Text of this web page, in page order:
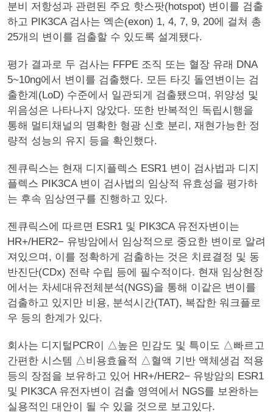
분비 저항성과 관련된 주요 핫스팟(hotspot) 변이를 검출
하고 PIK3CA 검사는 엑손(exon) 1, 4, 7, 9, 20에 걸쳐 총
25개의 변이를 검출할 수 있도록 설계됐다.
평가 결과로 두 검사는 FFPE 조직 또는 혈장 유래 DNA
5~10ng에서 변이를 검출했다. 모든 타깃 돌연변이는 검
출한계(LoD) 수준에서 일관되게 검출됐으며, 위양성 및
위음성은 나타나지 않았다. 또한 반복적인 독립시행을
통해 멀티채널의 명확한 형광 신호 분리, 재현가능한 정
량적 성능의 유지 등을 확인했다.
젠큐릭스는 현재 디지플렉스 ESR1 변이 검사법과 디지
플렉스 PIK3CA 변이 검사법의 임상적 유효성을 평가하
는 후속 임상연구를 진행하고 있다.
젠큐릭스에 따르면 ESR1 및 PIK3CA 유전자변이는
HR+/HER2− 유방암에서 임상적으로 중요한 변이로 알려
져있으며, 이를 정확하게 검출하는 것은 치료결정 및 동
반진단(CDx) 전략 수립 등에 필수적이다. 현재 임상현장
에서는 차세대유전체분석(NGS)을 통해 이같은 변이를
검출하고 있지만 비용, 분석시간(TAT), 복잡한 워크플로
우 등의 한계가 있다.
회사는 디지털PCR이 △높은 민감도 및 특이도 △빠르고
간편한 시스템 △비용효율적 △혈액 기반 액체생검 적용
등의 장점을 보유하고 있어 HR+/HER2− 유방암의 ESR1
및 PIK3CA 유전자변이 검출 영역에서 NGS를 보완하는
실용적인 대안이 될 수 있을 것으로 보고있다.